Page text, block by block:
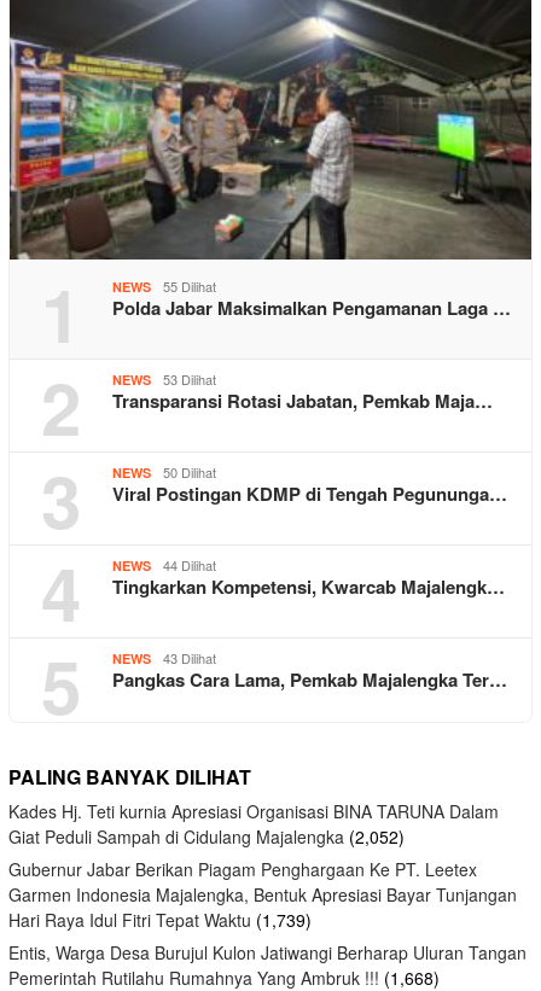
1 NEWS 55 Dilihat
Polda Jabar Maksimalkan Pengamanan Laga …
2 NEWS 53 Dilihat
Transparansi Rotasi Jabatan, Pemkab Maja…
3 NEWS 50 Dilihat
Viral Postingan KDMP di Tengah Pegununga…
4 NEWS 44 Dilihat
Tingkarkan Kompetensi, Kwarcab Majalengk…
5 NEWS 43 Dilihat
Pangkas Cara Lama, Pemkab Majalengka Ter…
PALING BANYAK DILIHAT
Kades Hj. Teti kurnia Apresiasi Organisasi BINA TARUNA Dalam
Giat Peduli Sampah di Cidulang Majalengka (2,052)
Gubernur Jabar Berikan Piagam Penghargaan Ke PT. Leetex
Garmen Indonesia Majalengka, Bentuk Apresiasi Bayar Tunjangan
Hari Raya Idul Fitri Tepat Waktu (1,739)
Entis, Warga Desa Burujul Kulon Jatiwangi Berharap Uluran Tangan
Pemerintah Rutilahu Rumahnya Yang Ambruk !!! (1,668)